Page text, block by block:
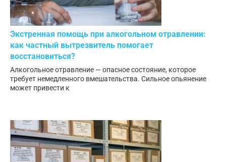
Экстренная помощь при алкогольном отравлении:
как частный вытрезвитель помогает
восстановиться?
Алкогольное отравление — опасное состояние, которое
требует немедленного вмешательства. Сильное опьянение
может привести к